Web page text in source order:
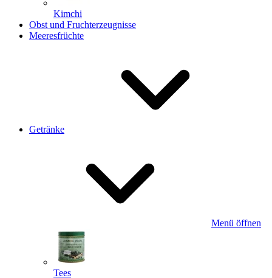
Kimchi
Obst und Fruchterzeugnisse
Meeresfrüchte
Getränke
Menü öffnen
Tees